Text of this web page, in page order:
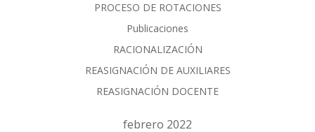
PROCESO DE ROTACIONES
Publicaciones
RACIONALIZACIÓN
REASIGNACIÓN DE AUXILIARES
REASIGNACIÓN DOCENTE
febrero 2022